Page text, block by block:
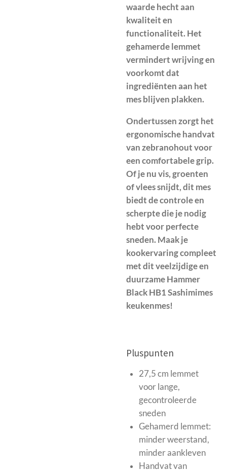
waarde hecht aan
kwaliteit en
functionaliteit. Het
gehamerde lemmet
vermindert wrijving en
voorkomt dat
ingrediënten aan het
mes blijven plakken.
Ondertussen zorgt het
ergonomische handvat
van zebranohout voor
een comfortabele grip.
Of je nu vis, groenten
of vlees snijdt, dit mes
biedt de controle en
scherpte die je nodig
hebt voor perfecte
sneden. Maak je
kookervaring compleet
met dit veelzijdige en
duurzame Hammer
Black HB1 Sashimimes
keukenmes!
Pluspunten
27,5 cm lemmet
voor lange,
gecontroleerde
sneden
Gehamerd lemmet:
minder weerstand,
minder aankleven
Handvat van